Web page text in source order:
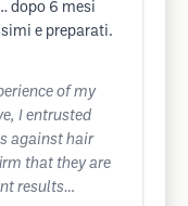
dopo 6 mesi
e preparati.
of my
I entrusted
against hair
that they are
results…